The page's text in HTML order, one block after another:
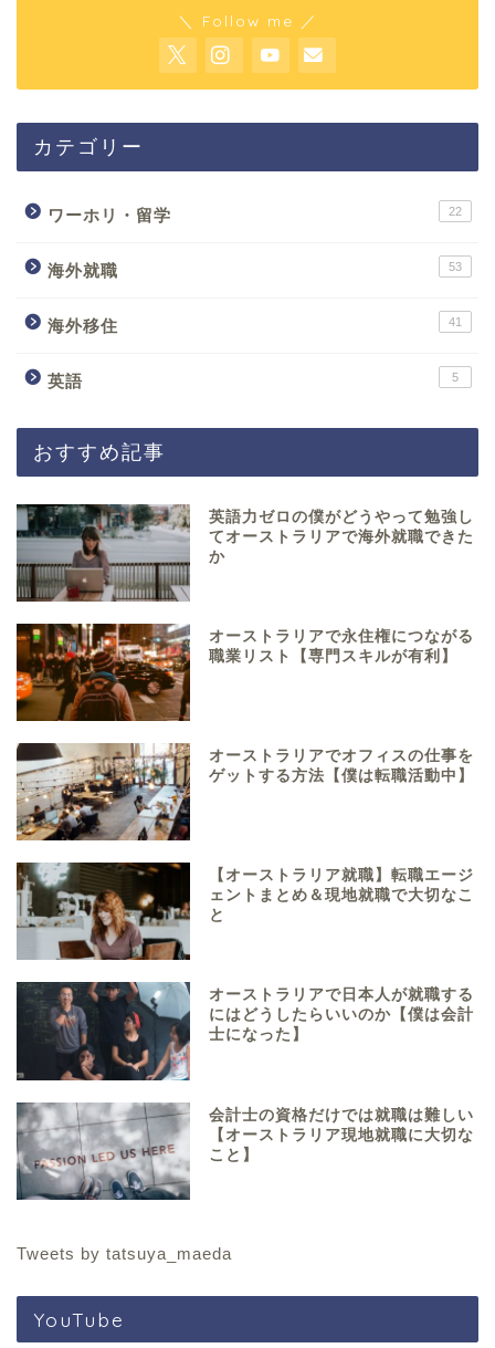
＼ Follow me ／
カテゴリー
ワーホリ・留学 22
海外就職 53
海外移住 41
英語 5
おすすめ記事
英語力ゼロの僕がどうやって勉強し
てオーストラリアで海外就職できた
か
オーストラリアで永住権につながる
職業リスト【専門スキルが有利】
オーストラリアでオフィスの仕事を
ゲットする方法【僕は転職活動中】
【オーストラリア就職】転職エージ
ェントまとめ＆現地就職で大切なこ
と
オーストラリアで日本人が就職する
にはどうしたらいいのか【僕は会計
士になった】
会計士の資格だけでは就職は難しい
【オーストラリア現地就職に大切な
こと】
Tweets by tatsuya_maeda
YouTube